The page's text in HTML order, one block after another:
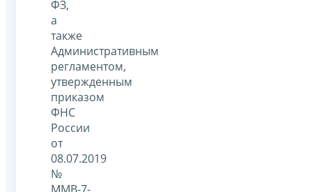
ФЗ,
а
также
Административным
регламентом,
утвержденным
приказом
ФНС
России
от
08.07.2019
№